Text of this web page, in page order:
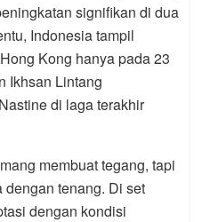
signifikan di dua
Indonesia tampil
Kong hanya pada 23
Ikhsan Lintang
di laga terakhir
membuat tegang, tapi
tenang. Di set
dengan kondisi